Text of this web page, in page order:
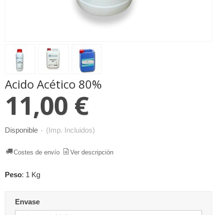
Acido Acético 80%
11,00 €
Disponible - (Imp. Incluidos)
Costes de envío Ver descripción
Peso: 1 Kg
Envase